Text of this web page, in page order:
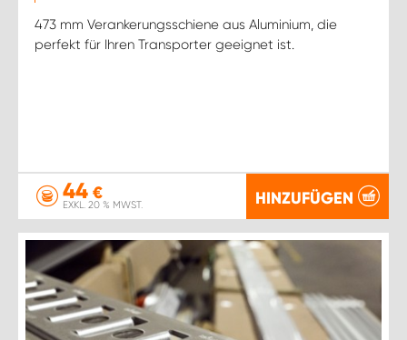
473 mm Verankerungsschiene aus Aluminium, die
perfekt für Ihren Transporter geeignet ist.
44 €
EXKL. 20 % MWST. HINZUFÜGEN